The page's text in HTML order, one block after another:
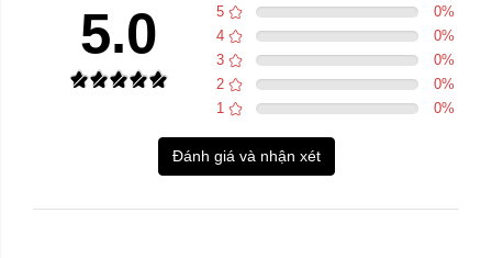
5.0 5 0%
4
0%
3
0%
2
0%
1
0%
Đánh giá và nhận xét